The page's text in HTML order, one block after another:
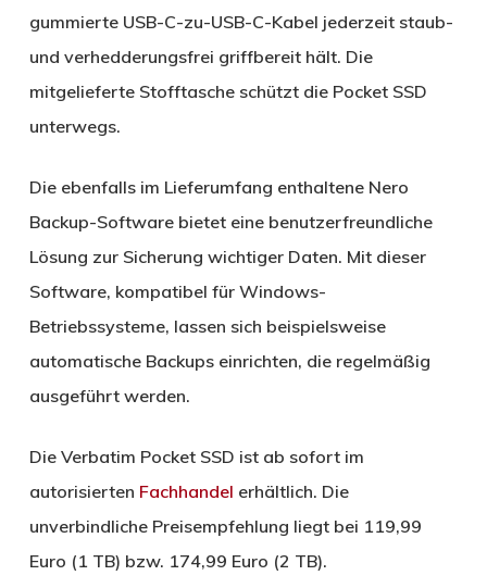
gummierte USB-C-zu-USB-C-Kabel jederzeit staub-
und verhedderungsfrei griffbereit hält. Die
mitgelieferte Stofftasche schützt die Pocket SSD
unterwegs.
Die ebenfalls im Lieferumfang enthaltene Nero
Backup-Software bietet eine benutzerfreundliche
Lösung zur Sicherung wichtiger Daten. Mit dieser
Software, kompatibel für Windows-
Betriebssysteme, lassen sich beispielsweise
automatische Backups einrichten, die regelmäßig
ausgeführt werden.
Die Verbatim Pocket SSD ist ab sofort im
autorisierten Fachhandel erhältlich. Die
unverbindliche Preisempfehlung liegt bei 119,99
Euro (1 TB) bzw. 174,99 Euro (2 TB).